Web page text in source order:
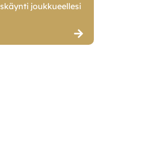
joukkueellesi